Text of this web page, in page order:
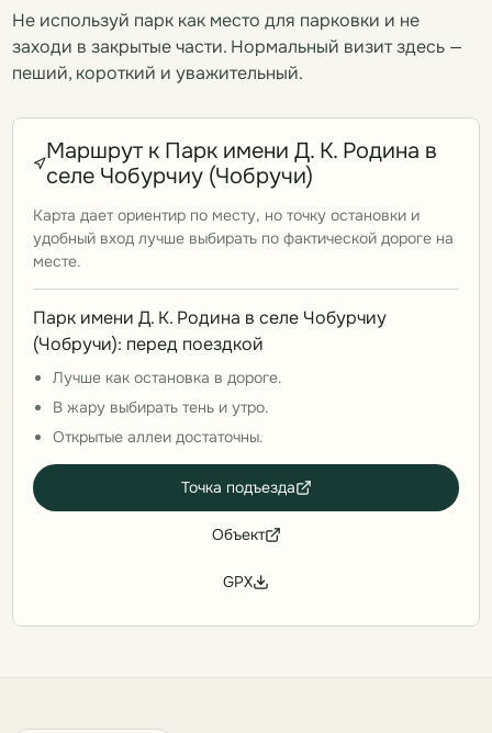
Не используй парк как место для парковки и не
заходи в закрытые части. Нормальный визит здесь —
пеший, короткий и уважительный.
Маршрут к Парк имени Д. К. Родина в
селе Чобурчиу (Чобручи)
Карта дает ориентир по месту, но точку остановки и
удобный вход лучше выбирать по фактической дороге на
месте.
Парк имени Д. К. Родина в селе Чобурчиу
(Чобручи): перед поездкой
Лучше как остановка в дороге.
В жару выбирать тень и утро.
Открытые аллеи достаточны.
Точка подъезда
Объект
GPX